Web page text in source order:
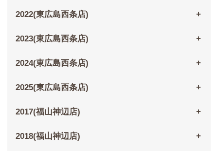
2022(東広島西条店)
2023(東広島西条店)
2024(東広島西条店)
2025(東広島西条店)
2017(福山神辺店)
2018(福山神辺店)